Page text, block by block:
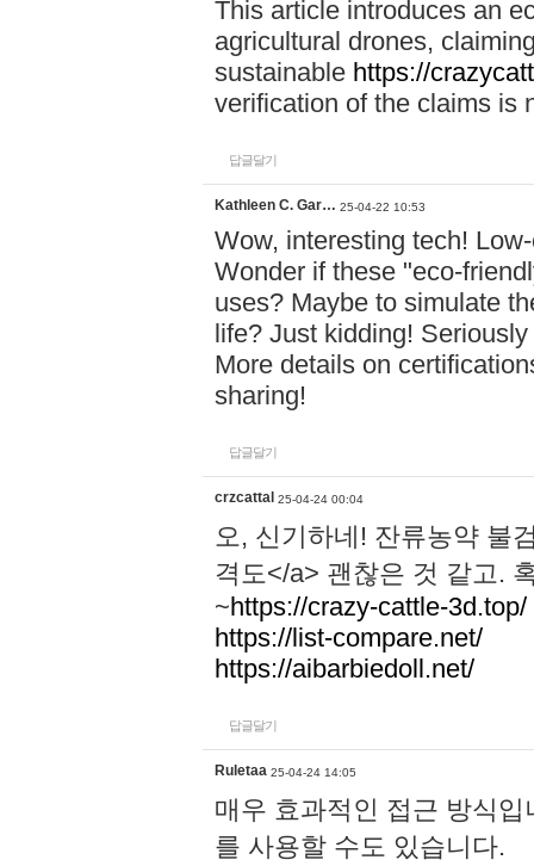
This article introduces an
agricultural drones,
sustainable https://
verification of the claims is
답글달기
Kathleen C. Gar… 25-04-22 10:53
Wow, interesting tech!
Wonder if these "eco-
uses? Maybe to simulate
life? Just kidding!
More details on
sharing!
답글달기
crzcattal 25-04-24 00:04
오, 신기하네! 잔류농약 불
격도</a> 괜찮은 것 같고.
~https://crazy-cattle-3d.top/
https://list-compare.net/
https://aibarbiedoll.net/
답글달기
Ruletaa 25-04-24 14:05
매우 효과적인 접근 방식입
를 사용할 수도 있습니다.